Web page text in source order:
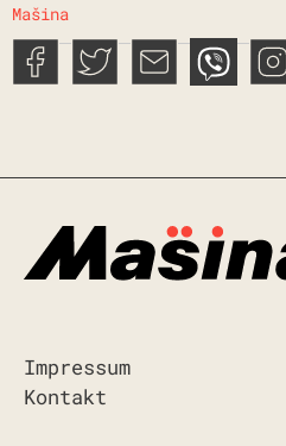
Mašina
Impressum
Kontakt